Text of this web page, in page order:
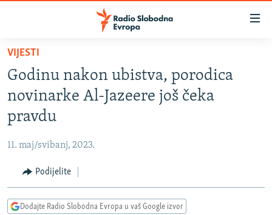
Pređite
glavni
sadržaj
na
glavnu
navigaciju
Pređite
na
pretragu
VIJESTI
BOSNA I HERCEGOVINA
CRNA GORA
VIZUELNO
VIJESTI
Godinu nakon ubistva, porodica
novinarke Al-Jazeere još čeka
pravdu
11. maj/svibanj, 2023.
Podijelite
Dodajte Radio Slobodna Evropa u vaš Google izvor